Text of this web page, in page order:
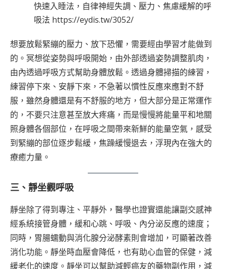
快速入睡法，自律神經失調、壓力、焦慮緩解的呼
吸法 https://eydis.tw/3052/
想要放鬆緊繃的壓力、放下恐懼，需要經由學習才能做到
的。冥想從姿勢與呼吸開始，由外部透過姿勢調整肌肉，
由內透過呼吸方式幫助身體放鬆。透過身體掃描的練習，
練習停下來、安靜下來，不急著以慣性反應來應對不舒
服，雖然身體還是有不舒服的地方，但大部分是正常運作
的，不要只注意甚至放大疼痛，而是慢慢將能量平和地關
照身體各個部位，在呼吸之間帶來新鮮的能量空氣，感受
到緊繃的部位逐步鬆緩，焦躁緩慢退去，浮現內在強大的
療癒力量。
三、靜坐觀呼吸
靜坐除了得到專注、平靜外，醫學也證實還能讓副交感神
經系統接管身體，緩和心跳、呼吸、內分泌反應的速度；
同時，胃腸蠕動與消化腺分泌酵素則會增加，可顯著改善
消化功能。靜坐時血壓會降低，也有助心血管的保健，減
緩老化的速度。靜坐可以幫助減輕癌友的藥物副作用，減